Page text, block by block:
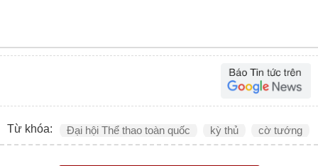
Từ khóa: Đại hội Thể thao toàn quốc kỳ thủ cờ tướng